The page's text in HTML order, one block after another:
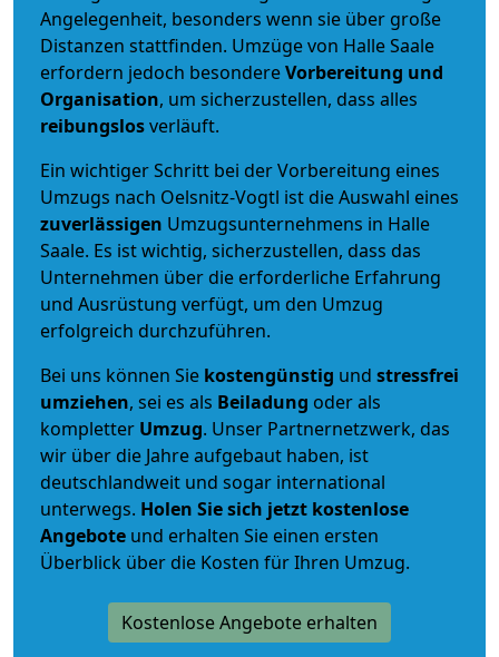
Angelegenheit, besonders wenn sie über große
Distanzen stattfinden. Umzüge von Halle Saale
erfordern jedoch besondereVorbereitung und
Organisation, um sicherzustellen, dass alles
reibungslosverläuft.
Ein wichtiger Schritt bei der Vorbereitung eines
Umzugs nach Oelsnitz-Vogtl ist die Auswahl eines
zuverlässigen Umzugsunternehmens in Halle
Saale. Es ist wichtig, sicherzustellen, dass das
Unternehmen über die erforderliche Erfahrung
und Ausrüstung verfügt, um den Umzug
erfolgreich durchzuführen.
Bei uns können Sie kostengünstig und stressfrei
umziehen, sei es als Beiladung oder als
kompletter Umzug. Unser Partnernetzwerk, das
wir über die Jahre aufgebaut haben, ist
deutschlandweit und sogar international
unterwegs. Holen Sie sich jetzt kostenlose
Angebote und erhalten Sie einen ersten
Überblick über die Kosten für Ihren Umzug.
Kostenlose Angebote erhalten